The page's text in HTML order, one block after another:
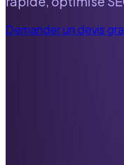
Demander un devis